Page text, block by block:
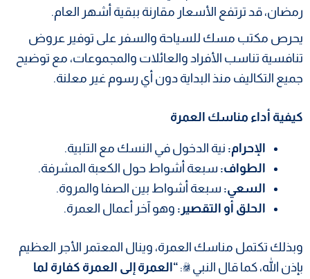
رمضان، قد ترتفع الأسعار مقارنة ببقية أشهر العام.
يحرص مكتب مسك للسياحة والسفر على توفير عروض
تنافسية تناسب الأفراد والعائلات والمجموعات، مع توضيح
جميع التكاليف منذ البداية دون أي رسوم غير معلنة.
كيفية أداء مناسك العمرة
الإحرام: نية الدخول في النسك مع التلبية.
الطواف: سبعة أشواط حول الكعبة المشرفة.
السعي: سبعة أشواط بين الصفا والمروة.
الحلق أو التقصير: وهو آخر أعمال العمرة.
وبذلك تكتمل مناسك العمرة، وينال المعتمر الأجر العظيم
بإذن الله، كما قال النبي ﷺ: “العمرة إلى العمرة كفارة لما